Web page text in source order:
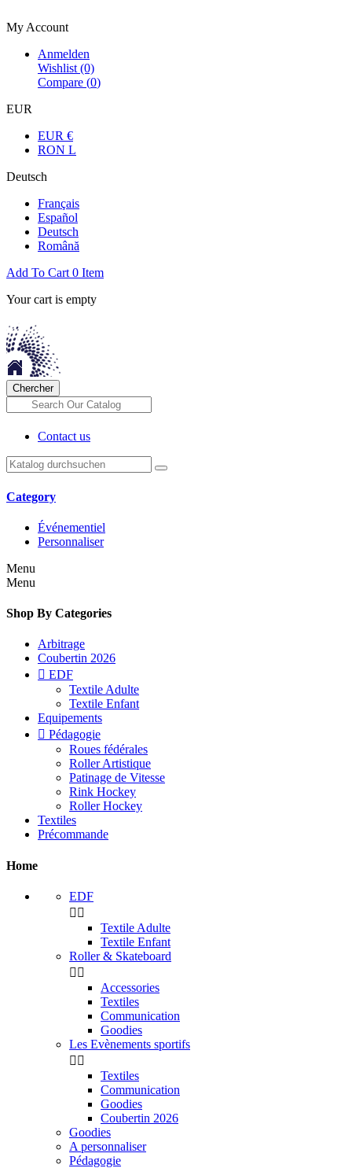
My Account
Anmelden
Wishlist (0)
Compare (0)
EUR
EUR €
RON L
Deutsch
Français
Español
Deutsch
Română
Add To Cart 0 Item
Your cart is empty
Chercher
Contact us
Category
Événementiel
Personnaliser
Menu
Menu
Shop By Categories
Arbitrage
Coubertin 2026
 EDF
Textile Adulte
Textile Enfant
Equipements
 Pédagogie
Roues fédérales
Roller Artistique
Patinage de Vitesse
Rink Hockey
Roller Hockey
Textiles
Précommande
Home
EDF
 
Textile Adulte
Textile Enfant
Roller & Skateboard
 
Accessories
Textiles
Communication
Goodies
Les Evènements sportifs
 
Textiles
Communication
Goodies
Coubertin 2026
Goodies
A personnaliser
Pédagogie